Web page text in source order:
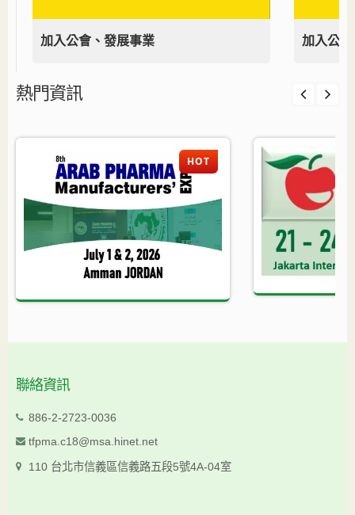
加入公會、發展事業 加入公
熱門資訊
HOT
聯絡資訊
886-2-2723-0036
tfpma.c18@msa.hinet.net
110 台北市信義區信義路五段5號4A-04室